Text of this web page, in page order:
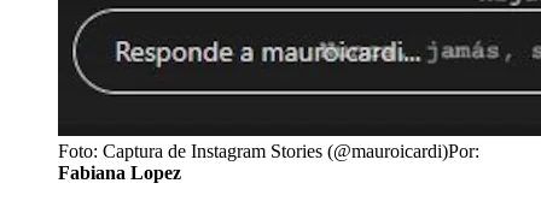
Foto: Captura de Instagram Stories (@mauroicardi)Por:
Fabiana Lopez